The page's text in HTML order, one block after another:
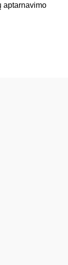
aptarnavimo